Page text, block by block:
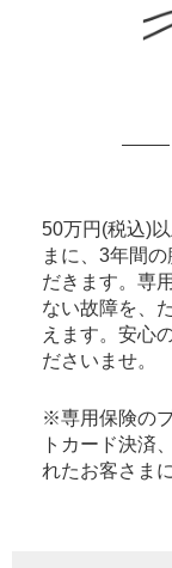
50万円(税込)
まに、3年間
だきます。専
ない故障を、
えます。安心
ださいませ。
※専用保険の
トカード決済
れたお客さま